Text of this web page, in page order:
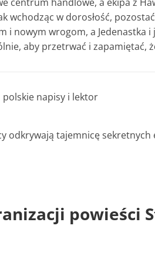
w dorosłość,
nowym wrogom, a Jedenastka i
aby przetrwać i
napisy i lektor
odkrywają tajemnicę
powieści